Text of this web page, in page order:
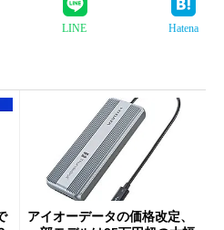
LINE Hatena
アイオーデータの価格改定、